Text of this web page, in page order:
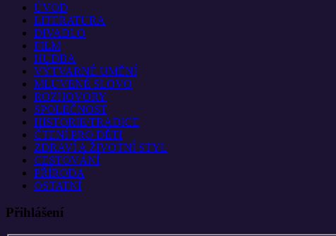
ÚVOD
LITERATURA
DIVADLO
FILM
HUDBA
VÝTVARNÉ UMĚNÍ
MLUVENÉ SLOVO
ROZHOVORY
SPOLEČNOST
HISTORIE/TRADICE
ČTENÍ PRO DĚTI
ZDRAVÍ A ŽIVOTNÍ STYL
CESTOVÁNÍ
PŘÍRODA
OSTATNÍ
Přihlášení